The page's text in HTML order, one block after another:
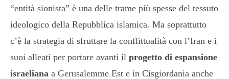
“entità sionista” è una delle trame più spesse del tessuto
ideologico della Repubblica islamica. Ma soprattutto
c’è la strategia di sfruttare la conflittualità con l’Iran e i
suoi alleati per portare avanti il progetto di espansione
israeliana a Gerusalemme Est e in Cisgiordania anche